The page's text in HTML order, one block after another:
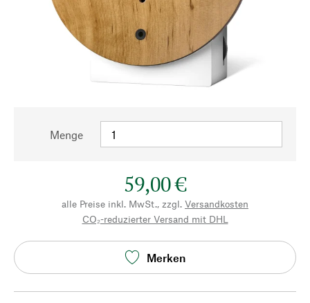
Menge
59,00 €
alle Preise inkl. MwSt., zzgl. Versandkosten
CO₂-reduzierter Versand mit DHL
Merken